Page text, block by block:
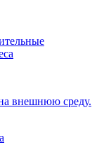
внешнюю среду.